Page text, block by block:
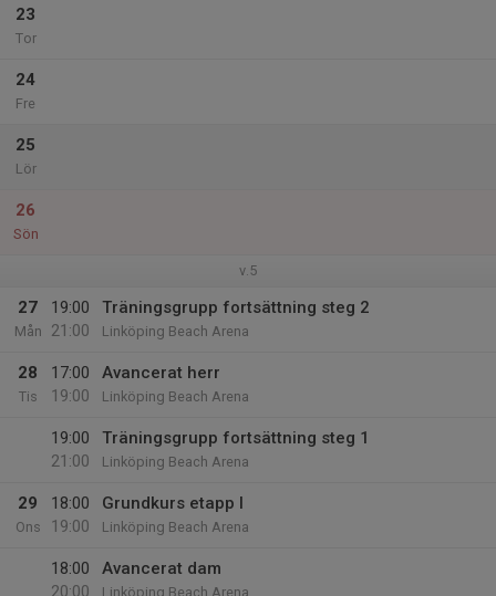
23
Tor
24
Fre
25
Lör
26
Sön
v.5
27
Mån
19:00
21:00
Träningsgrupp fortsättning steg 2
Linköping Beach Arena
28
Tis
17:00
19:00
Avancerat herr
Linköping Beach Arena
19:00
21:00
Träningsgrupp fortsättning steg 1
Linköping Beach Arena
29
Ons
18:00
19:00
Grundkurs etapp I
Linköping Beach Arena
18:00
20:00
Avancerat dam
Linköping Beach Arena